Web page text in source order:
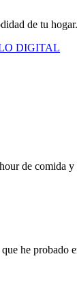
de tu
DIGITAL
de comida
he